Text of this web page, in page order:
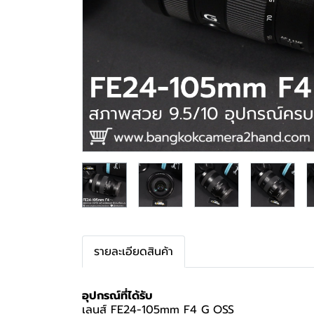
รายละเอียดสินค้า
อุปกรณ์ที่ได้รับ
เลนส์ FE24-105mm F4 G OSS